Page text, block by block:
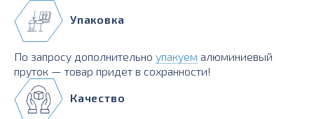
Упаковка
По запросу дополнительно упакуем алюминиевый
пруток — товар придет в сохранности!
Качество